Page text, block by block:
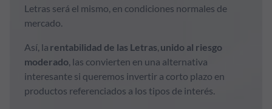
Letras será el mismo, en condiciones normales de
mercado.
Así, la rentabilidad de las Letras, unido al riesgo
moderado, las convierten en una alternativa
interesante si queremos invertir a corto plazo en
productos referenciados a los tipos de interés.